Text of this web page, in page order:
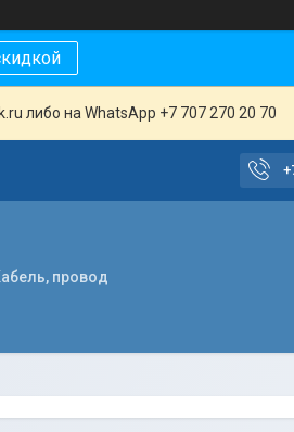
либо на WhatsApp +7 707 270 20 70
провод